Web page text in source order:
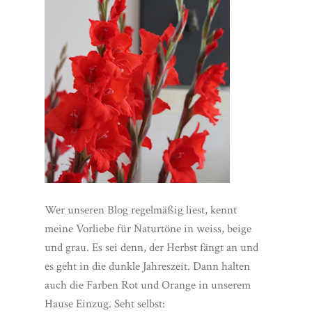
Wer unseren Blog regelmäßig liest, kennt
meine Vorliebe für Naturtöne in weiss, beige
und grau. Es sei denn, der Herbst fängt an und
es geht in die dunkle Jahreszeit. Dann halten
auch die Farben Rot und Orange in unserem
Hause Einzug. Seht selbst: